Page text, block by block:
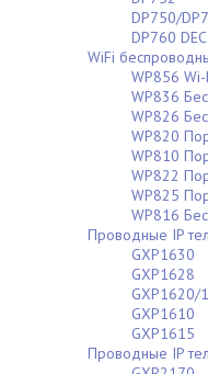
DP750/
DP760
WiFi
WP856
WP836
WP826
WP820
WP810
WP822
WP825
WP816
Проводные IP
GXP1630
GXP1628
GXP1620/
GXP1610
GXP1615
Проводные IP